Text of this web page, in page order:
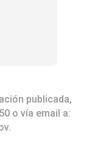
publicada,
o vía email a:
.